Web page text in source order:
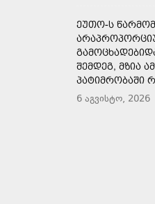
ᲔᲣᲗᲝ-Ს
ᲨᲔᲛᲓᲔᲒ, ᲛᲖᲘᲐ
ᲞᲐᲢᲘᲛᲠᲝᲑᲐᲨᲘ
6 აგვისტო, 2026